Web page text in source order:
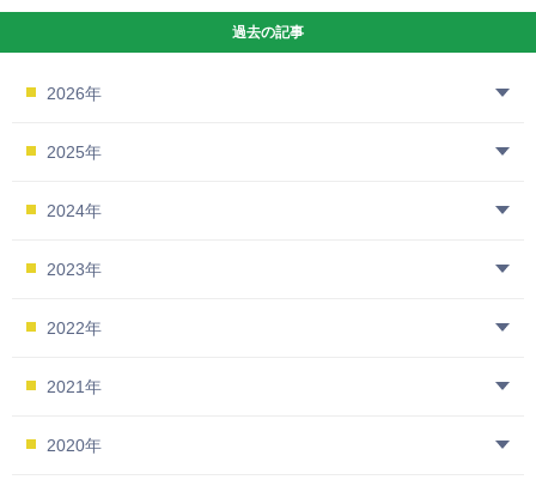
過去の記事
2026年
2025年
2024年
2023年
2022年
2021年
2020年